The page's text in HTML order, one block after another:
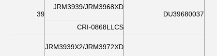
DU39680037
JRM3939/JRM3968XD
39
CRI-0868LLCS
JRM3939X2/JRM3972XD